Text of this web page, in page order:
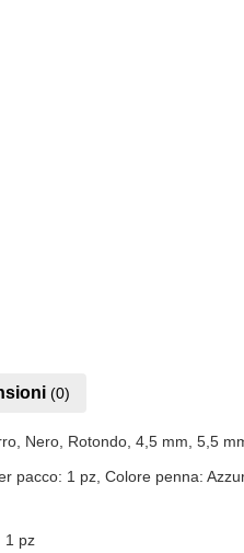
(0)
Nero, Rotondo, 4,5 mm, 5,5
pacco: 1 pz, Colore penna:
1 pz